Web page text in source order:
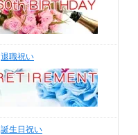
退職祝い
誕生日祝い